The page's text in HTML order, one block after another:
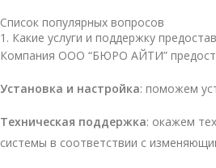
Список популярных вопросов
1. Какие услуги и поддержку
Компания ООО “БЮРО АЙТИ”
Установка и настройка: поможем
Техническая поддержка: окажем
системы в соответствии с